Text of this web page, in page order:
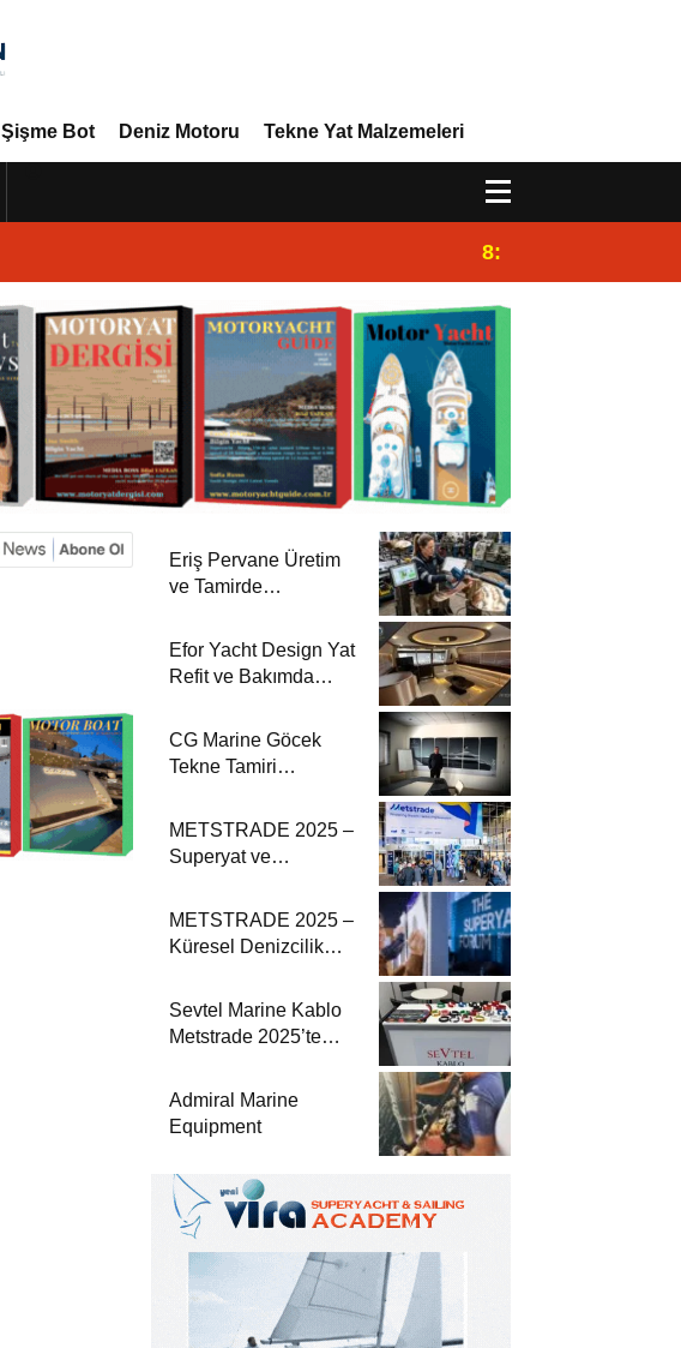
Şişme Bot Deniz Motoru Tekne Yat Malzemeleri
8:29
Eriş Pervane Üretim
ve Tamirde
Efor Yacht Design Yat
Refit ve Bakımda
CG Marine Göcek
Tekne Tamiri
METSTRADE 2025 –
Superyat ve
Ekipmanları
Ekonomik Raporu
METSTRADE 2025 –
Küresel Denizcilik
Büyüme Raporu
Yayında
Sevtel Marine Kablo
Metstrade 2025’te
Teknolojilerini
Sektörle Buluşturdu
Admiral Marine
Equipment